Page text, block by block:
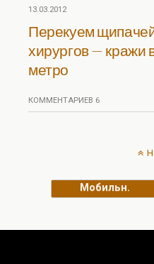
13.03.2012
Перекуем
хирургов — кражи
метро
КОММЕНТАРИЕВ 6
Мобильн.